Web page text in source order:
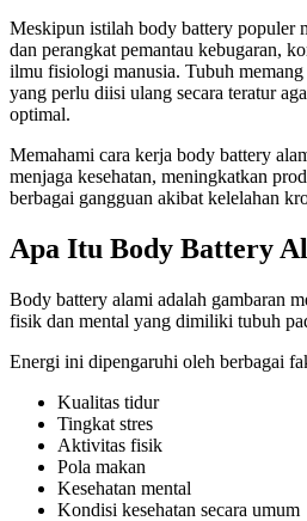
Meskipun istilah body battery populer
dan perangkat pemantau kebugaran,
ilmu fisiologi manusia. Tubuh
yang perlu diisi ulang secara teratur
optimal.
Memahami cara kerja body battery
menjaga kesehatan, meningkatkan
berbagai gangguan akibat kelelahan
Apa Itu Body Battery
Body battery alami adalah gambaran
fisik dan mental yang dimiliki tubuh
Energi ini dipengaruhi oleh berbagai
Kualitas tidur
Tingkat stres
Aktivitas fisik
Pola makan
Kesehatan mental
Kondisi kesehatan secara umum